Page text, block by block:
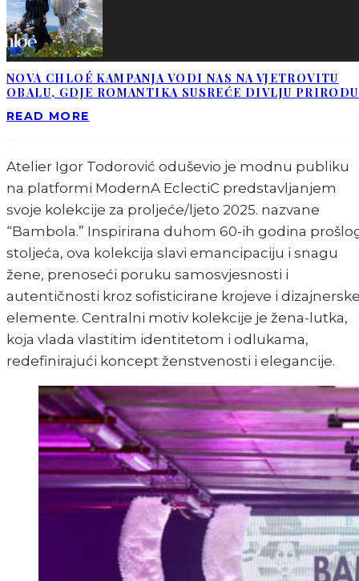
NOVA CHLOÉ KAMPANJA VODI NAS NA VJETROVITU
OBALU, GDJE ROMANTIKA SUSREĆE DIVLJU PRIRODU
READ MORE
Atelier Igor Todorović oduševio je modnu publiku
na platformi ModernA EclectiC predstavljanjem
svoje kolekcije za proljeće/ljeto 2025. nazvane
“Bambola.” Inspirirana duhom 60-ih godina
stoljeća, ova kolekcija slavi emancipaciju i snagu
žene, prenoseći poruku samosvjesnosti i
autentičnosti kroz sofisticirane krojeve i
elemente. Centralni motiv kolekcije je žena-lutka,
koja vlada vlastitim identitetom i odlukama,
redefinirajući koncept ženstvenosti i elegancije.